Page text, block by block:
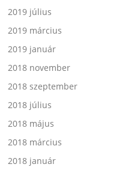
2019 július
2019 március
2019 január
2018 november
2018 szeptember
2018 július
2018 május
2018 március
2018 január